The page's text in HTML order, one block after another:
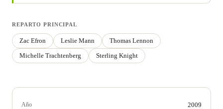
REPARTO PRINCIPAL
Zac Efron Leslie Mann
Thomas Lennon
Michelle Trachtenberg
Sterling Knight
Año 2009